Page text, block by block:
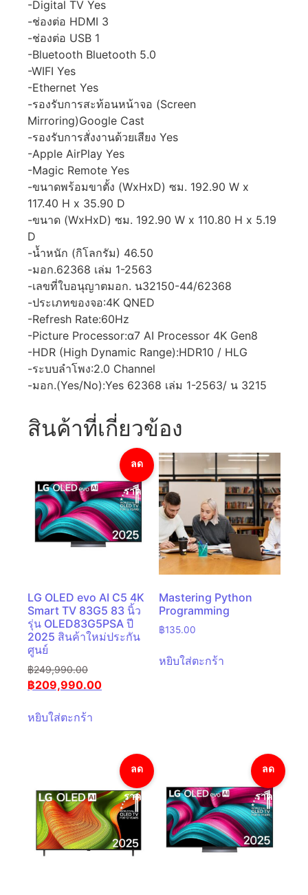
-Digital TV Yes
-ช่องต่อ HDMI 3
-ช่องต่อ USB 1
-Bluetooth Bluetooth 5.0
-WIFI Yes
-Ethernet Yes
-รองรับการสะท้อนหน้าจอ (Screen
Mirroring)Google Cast
-รองรับการสั่งงานด้วยเสียง Yes
-Apple AirPlay Yes
-Magic Remote Yes
-ขนาดพร้อมขาตั้ง (WxHxD) ซม. 192.90 W x
117.40 H x 35.90 D
-ขนาด (WxHxD) ซม. 192.90 W x 110.80 H x 5.19
D
-น้ำหนัก (กิโลกรัม) 46.50
-มอก.62368 เล่ม 1-2563
-เลขที่ใบอนุญาตมอก. น32150-44/62368
-ประเภทของจอ:4K QNED
-Refresh Rate:60Hz
-Picture Processor:α7 AI Processor 4K Gen8
-HDR (High Dynamic Range):HDR10 / HLG
-ระบบลำโพง:2.0 Channel
-มอก.(Yes/No):Yes 62368 เล่ม 1-2563/ น 3215
สินค้าที่เกี่ยวข้อง
ลด
ราคา!
LG OLED evo AI C5 4K
Smart TV 83G5 83 นิ้ว
รุ่น OLED83G5PSA ปี
2025 สินค้าใหม่ประกัน
ศูนย์
฿249,990.00
฿209,990.00
หยิบใส่ตะกร้า
Mastering Python
Programming
฿135.00
หยิบใส่ตะกร้า
ลด
ราคา!
ลด
ราคา!